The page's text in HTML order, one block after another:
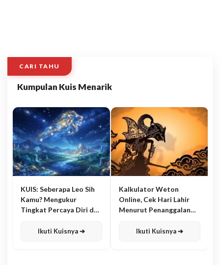
CARI TAHU
Kumpulan Kuis Menarik
KUIS: Seberapa Leo Sih
Kamu? Mengukur
Tingkat Percaya Diri dan
Ikuti Kuisnya ➔
Kalkulator Weton
Online, Cek Hari Lahir
Menurut Penanggalan
Ikuti Kuisnya ➔